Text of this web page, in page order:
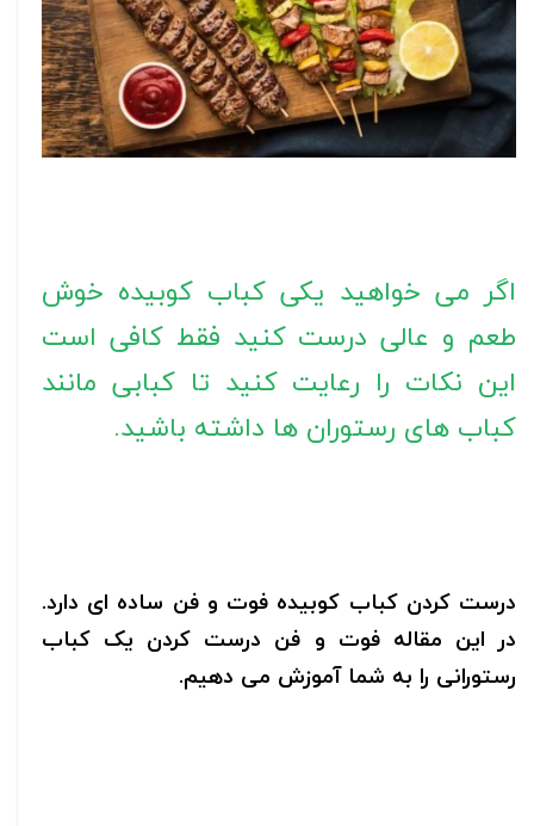
اگر می خواهید یکی کباب کوبیده خوش
طعم و عالی درست کنید فقط کافی است
این نکات را رعایت کنید تا کبابی مانند
کباب های رستوران ها داشته باشید.
درست کردن کباب کوبیده فوت و فن ساده ای دارد.
در این مقاله فوت و فن درست کردن یک کباب
رستورانی را به شما آموزش می دهیم.